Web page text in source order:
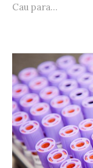
Cau para...